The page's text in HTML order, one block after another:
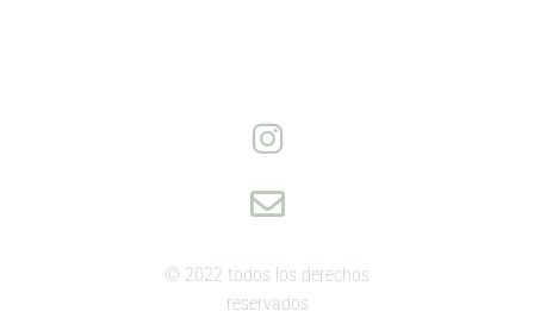
© 2022 todos los derechos
reservados